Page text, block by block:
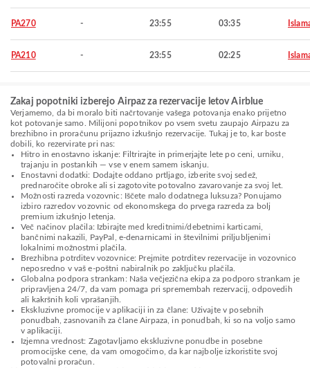
PA270 - 23:55 03:35
PA210 - 23:55 02:25
Zakaj popotniki izberejo Airpaz za rezervacije letov Airblue
Verjamemo, da bi moralo biti načrtovanje vašega potovanja enako prijetno
kot potovanje samo. Milijoni popotnikov po vsem svetu zaupajo Airpazu za
brezhibno in proračunu prijazno izkušnjo rezervacije. Tukaj je to, kar boste
dobili, ko rezervirate pri nas:
Hitro in enostavno iskanje: Filtrirajte in primerjajte lete po ceni, urniku,
trajanju in postankih — vse v enem samem iskanju.
Enostavni dodatki: Dodajte oddano prtljago, izberite svoj sedež,
prednaročite obroke ali si zagotovite potovalno zavarovanje za svoj let.
Možnosti razreda vozovnic: Iščete malo dodatnega luksuza? Ponujamo
izbiro razredov vozovnic od ekonomskega do prvega razreda za bolj
premium izkušnjo letenja.
Več načinov plačila: Izbirajte med kreditnimi/debetnimi karticami,
bančnimi nakazili, PayPal, e-denarnicami in številnimi priljubljenimi
lokalnimi možnostmi plačila.
Brezhibna potrditev vozovnice: Prejmite potrditev rezervacije in vozovnico
neposredno v vaš e-poštni nabiralnik po zaključku plačila.
Globalna podpora strankam: Naša večjezična ekipa za podporo strankam je
pripravljena 24/7, da vam pomaga pri spremembah rezervacij, odpovedih
ali kakršnih koli vprašanjih.
Ekskluzivne promocije v aplikaciji in za člane: Uživajte v posebnih
ponudbah, zasnovanih za člane Airpaza, in ponudbah, ki so na voljo samo
v aplikaciji.
Izjemna vrednost: Zagotavljamo ekskluzivne ponudbe in posebne
promocijske cene, da vam omogočimo, da kar najbolje izkoristite svoj
potovalni proračun.